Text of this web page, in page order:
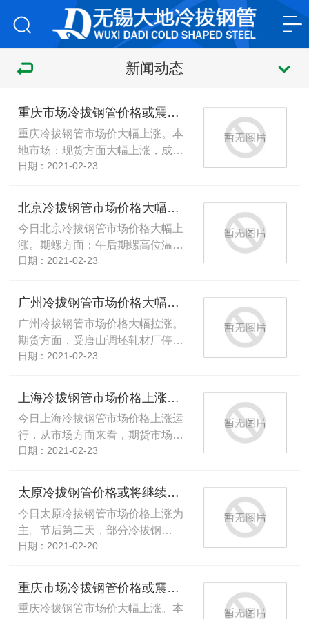
新闻动态
重庆市场冷拔钢管价格或震荡向上厂家纷纷投产
重庆冷拔钢管市场价大幅上涨。本
地市场：现货方面大幅上涨，成…
日期：2021-02-23
北京冷拔钢管市场价格大幅上涨厂家陆续复工复市
今日北京冷拔钢管市场价格大幅上
涨。期螺方面：午后期螺高位温…
日期：2021-02-23
广州冷拔钢管市场价格大幅拉涨厂家已经大部分恢复开工
广州冷拔钢管市场价格大幅拉涨。
期货方面，受唐山调坯轧材厂停…
日期：2021-02-23
上海冷拔钢管市场价格上涨运行厂家多数跟随调整
今日上海冷拔钢管市场价格上涨运
行，从市场方面来看，期货市场…
日期：2021-02-23
太原冷拔钢管价格或将继续上行厂家挺价上涨心态犹在
今日太原冷拔钢管市场价格上涨为
主。节后第二天，部分冷拔钢…
日期：2021-02-20
重庆市场冷拔钢管价格或震荡上涨厂家有转货、划库操作
重庆冷拔钢管市场价大幅上涨。本